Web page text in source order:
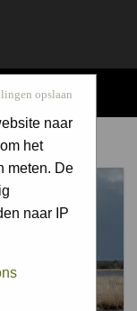
opslaan
naar
het
meten. De
naar IP